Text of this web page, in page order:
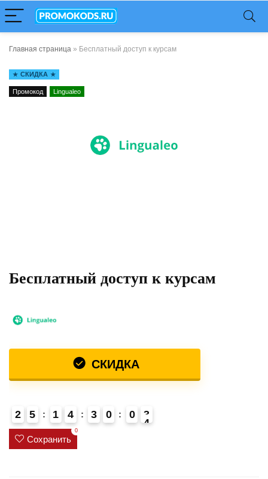
Главная страница » Бесплатный доступ к курсам
СКИДКА
Промокод Lingualeo
Бесплатный доступ к курсам
СКИДКА
2 5 1 4 3 0 0
3
Сохранить
0